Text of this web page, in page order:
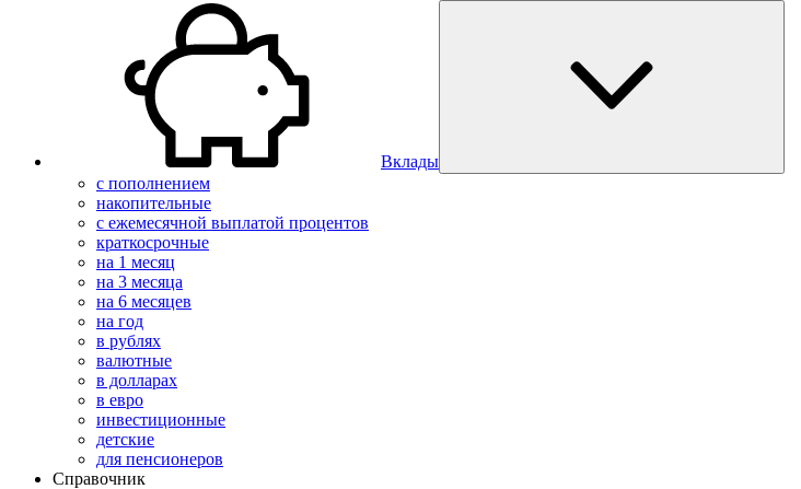
Вклады
с пополнением
накопительные
с ежемесячной выплатой процентов
краткосрочные
на 1 месяц
на 3 месяца
на 6 месяцев
на год
в рублях
валютные
в долларах
в евро
инвестиционные
детские
для пенсионеров
Справочник